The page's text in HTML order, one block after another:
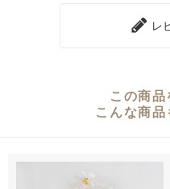
レ
この商品
こんな商